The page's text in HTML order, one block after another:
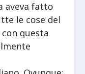
aveva fatto
le cose del
questa